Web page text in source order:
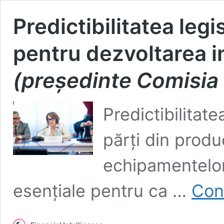
Predictibilitatea
pentru dezvoltarea
(preşedinte
părţi din
esenţiale pentru ca …